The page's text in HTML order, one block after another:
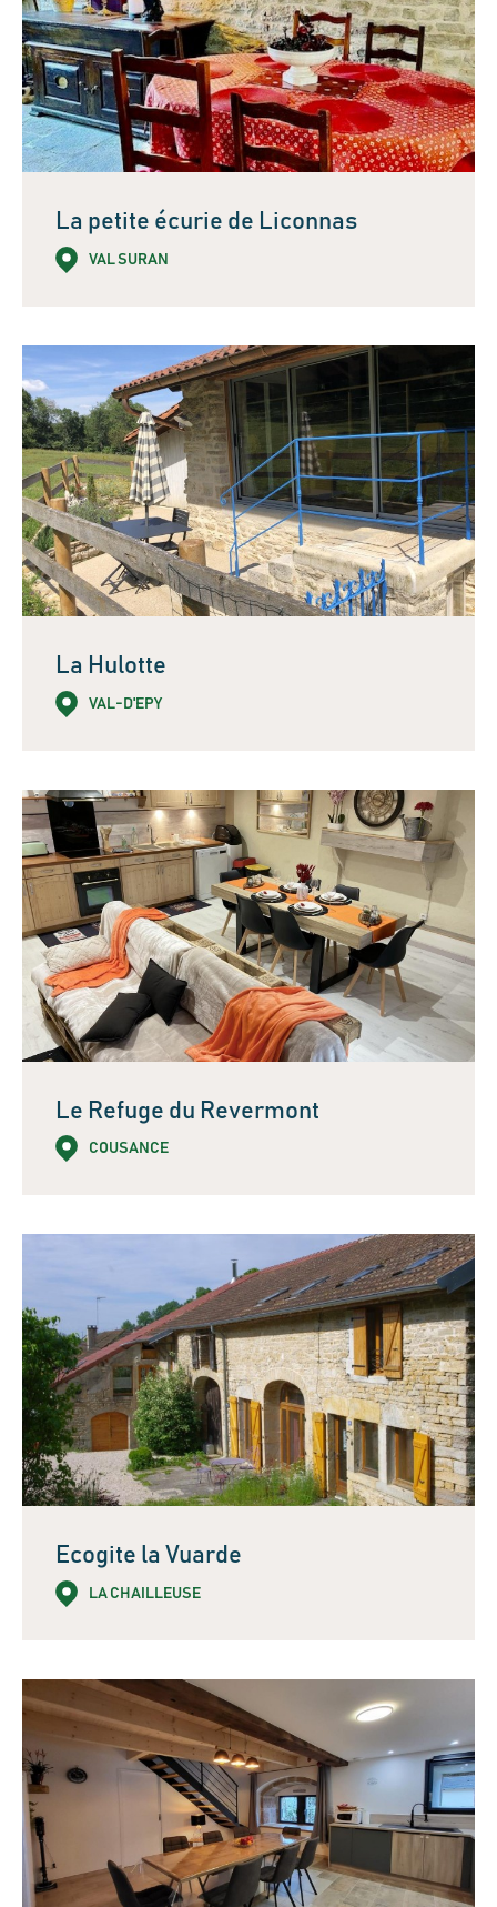
La petite écurie de Liconnas
VAL SURAN
La Hulotte
VAL-D'EPY
Le Refuge du Revermont
COUSANCE
Ecogite la Vuarde
LA CHAILLEUSE